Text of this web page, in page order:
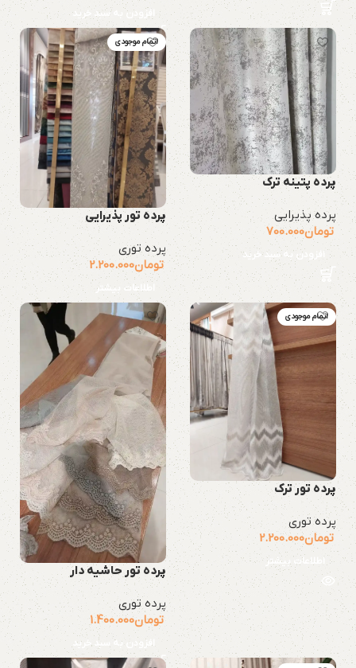
افزودن به سبد خرید
پرده پتینه ترک
پرده پذیرایی
تومان700.000
افزودن به سبد خرید
اتمام موجودی
پرده تور پذیرایی
پرده توری
تومان2.200.000
اطلاعات بیشتر
اتمام موجودی
پرده تور ترک
پرده توری
تومان2.200.000
اطلاعات بیشتر
پرده تور حاشیه دار
پرده توری
تومان1.400.000
افزودن به سبد خرید